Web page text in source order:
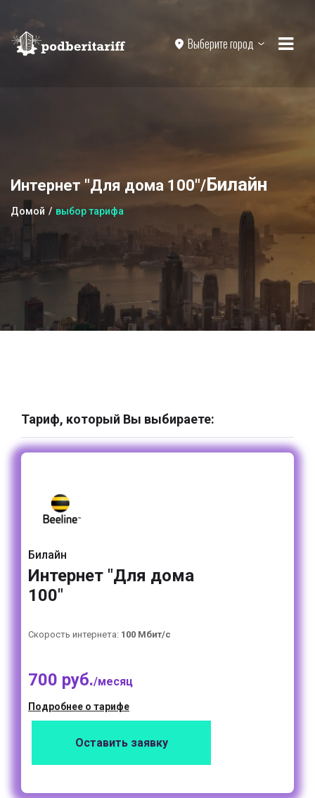
Выберите город
Интернет "Для дома 100"/Билайн
Домой выбор тарифа
Тариф, который Вы выбираете:
Билайн
Интернет "Для дома
100"
Скорость интернета: 100 Мбит/с
700 руб./месяц
Подробнее о тарифе
Оставить заявку